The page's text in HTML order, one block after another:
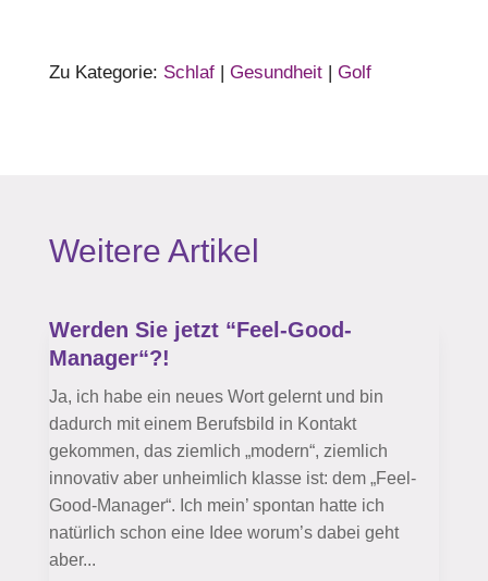
Zu Kategorie: Schlaf| Gesundheit| Golf
Weitere Artikel
Werden Sie jetzt “Feel-Good-
Manager“?!
Ja, ich habe ein neues Wort gelernt und bin
dadurch mit einem Berufsbild in Kontakt
gekommen, das ziemlich „modern“, ziemlich
innovativ aber unheimlich klasse ist: dem „Feel-
Good-Manager“. Ich mein’ spontan hatte ich
natürlich schon eine Idee worum’s dabei geht
aber...